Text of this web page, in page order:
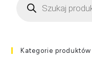
Kategorie produktów